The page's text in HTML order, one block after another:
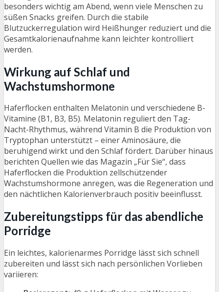
besonders wichtig am Abend, wenn viele Menschen zu
süßen Snacks greifen. Durch die stabile
Blutzuckerregulation wird Heißhunger reduziert und die
Gesamtkalorienaufnahme kann leichter kontrolliert
werden.
Wirkung auf Schlaf und
Wachstumshormone
Haferflocken enthalten Melatonin und verschiedene B-
Vitamine (B1, B3, B5). Melatonin reguliert den Tag-
Nacht-Rhythmus, während Vitamin B die Produktion von
Tryptophan unterstützt – einer Aminosäure, die
beruhigend wirkt und den Schlaf fördert. Darüber hinaus
berichten Quellen wie das Magazin „Für Sie“, dass
Haferflocken die Produktion zellschützender
Wachstumshormone anregen, was die Regeneration und
den nächtlichen Kalorienverbrauch positiv beeinflusst.
Zubereitungstipps für das abendliche
Porridge
Ein leichtes, kalorienarmes Porridge lässt sich schnell
zubereiten und lässt sich nach persönlichen Vorlieben
variieren: